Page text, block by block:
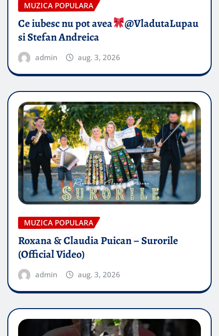
MUZICA POPULARA
Ce iubesc nu pot avea
​@VladutaLupau
si Stefan Andreica
admin aug. 3, 2026
MUZICA POPULARA
Roxana & Claudia Puican – Surorile
(Official Video)
admin aug. 3, 2026